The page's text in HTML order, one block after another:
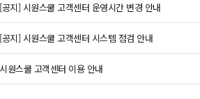
[공지] 시원스쿨 고객센터 운영시간 변경 안내
[공지] 시원스쿨 고객센터 시스템 점검 안내
시원스쿨 고객센터 이용 안내